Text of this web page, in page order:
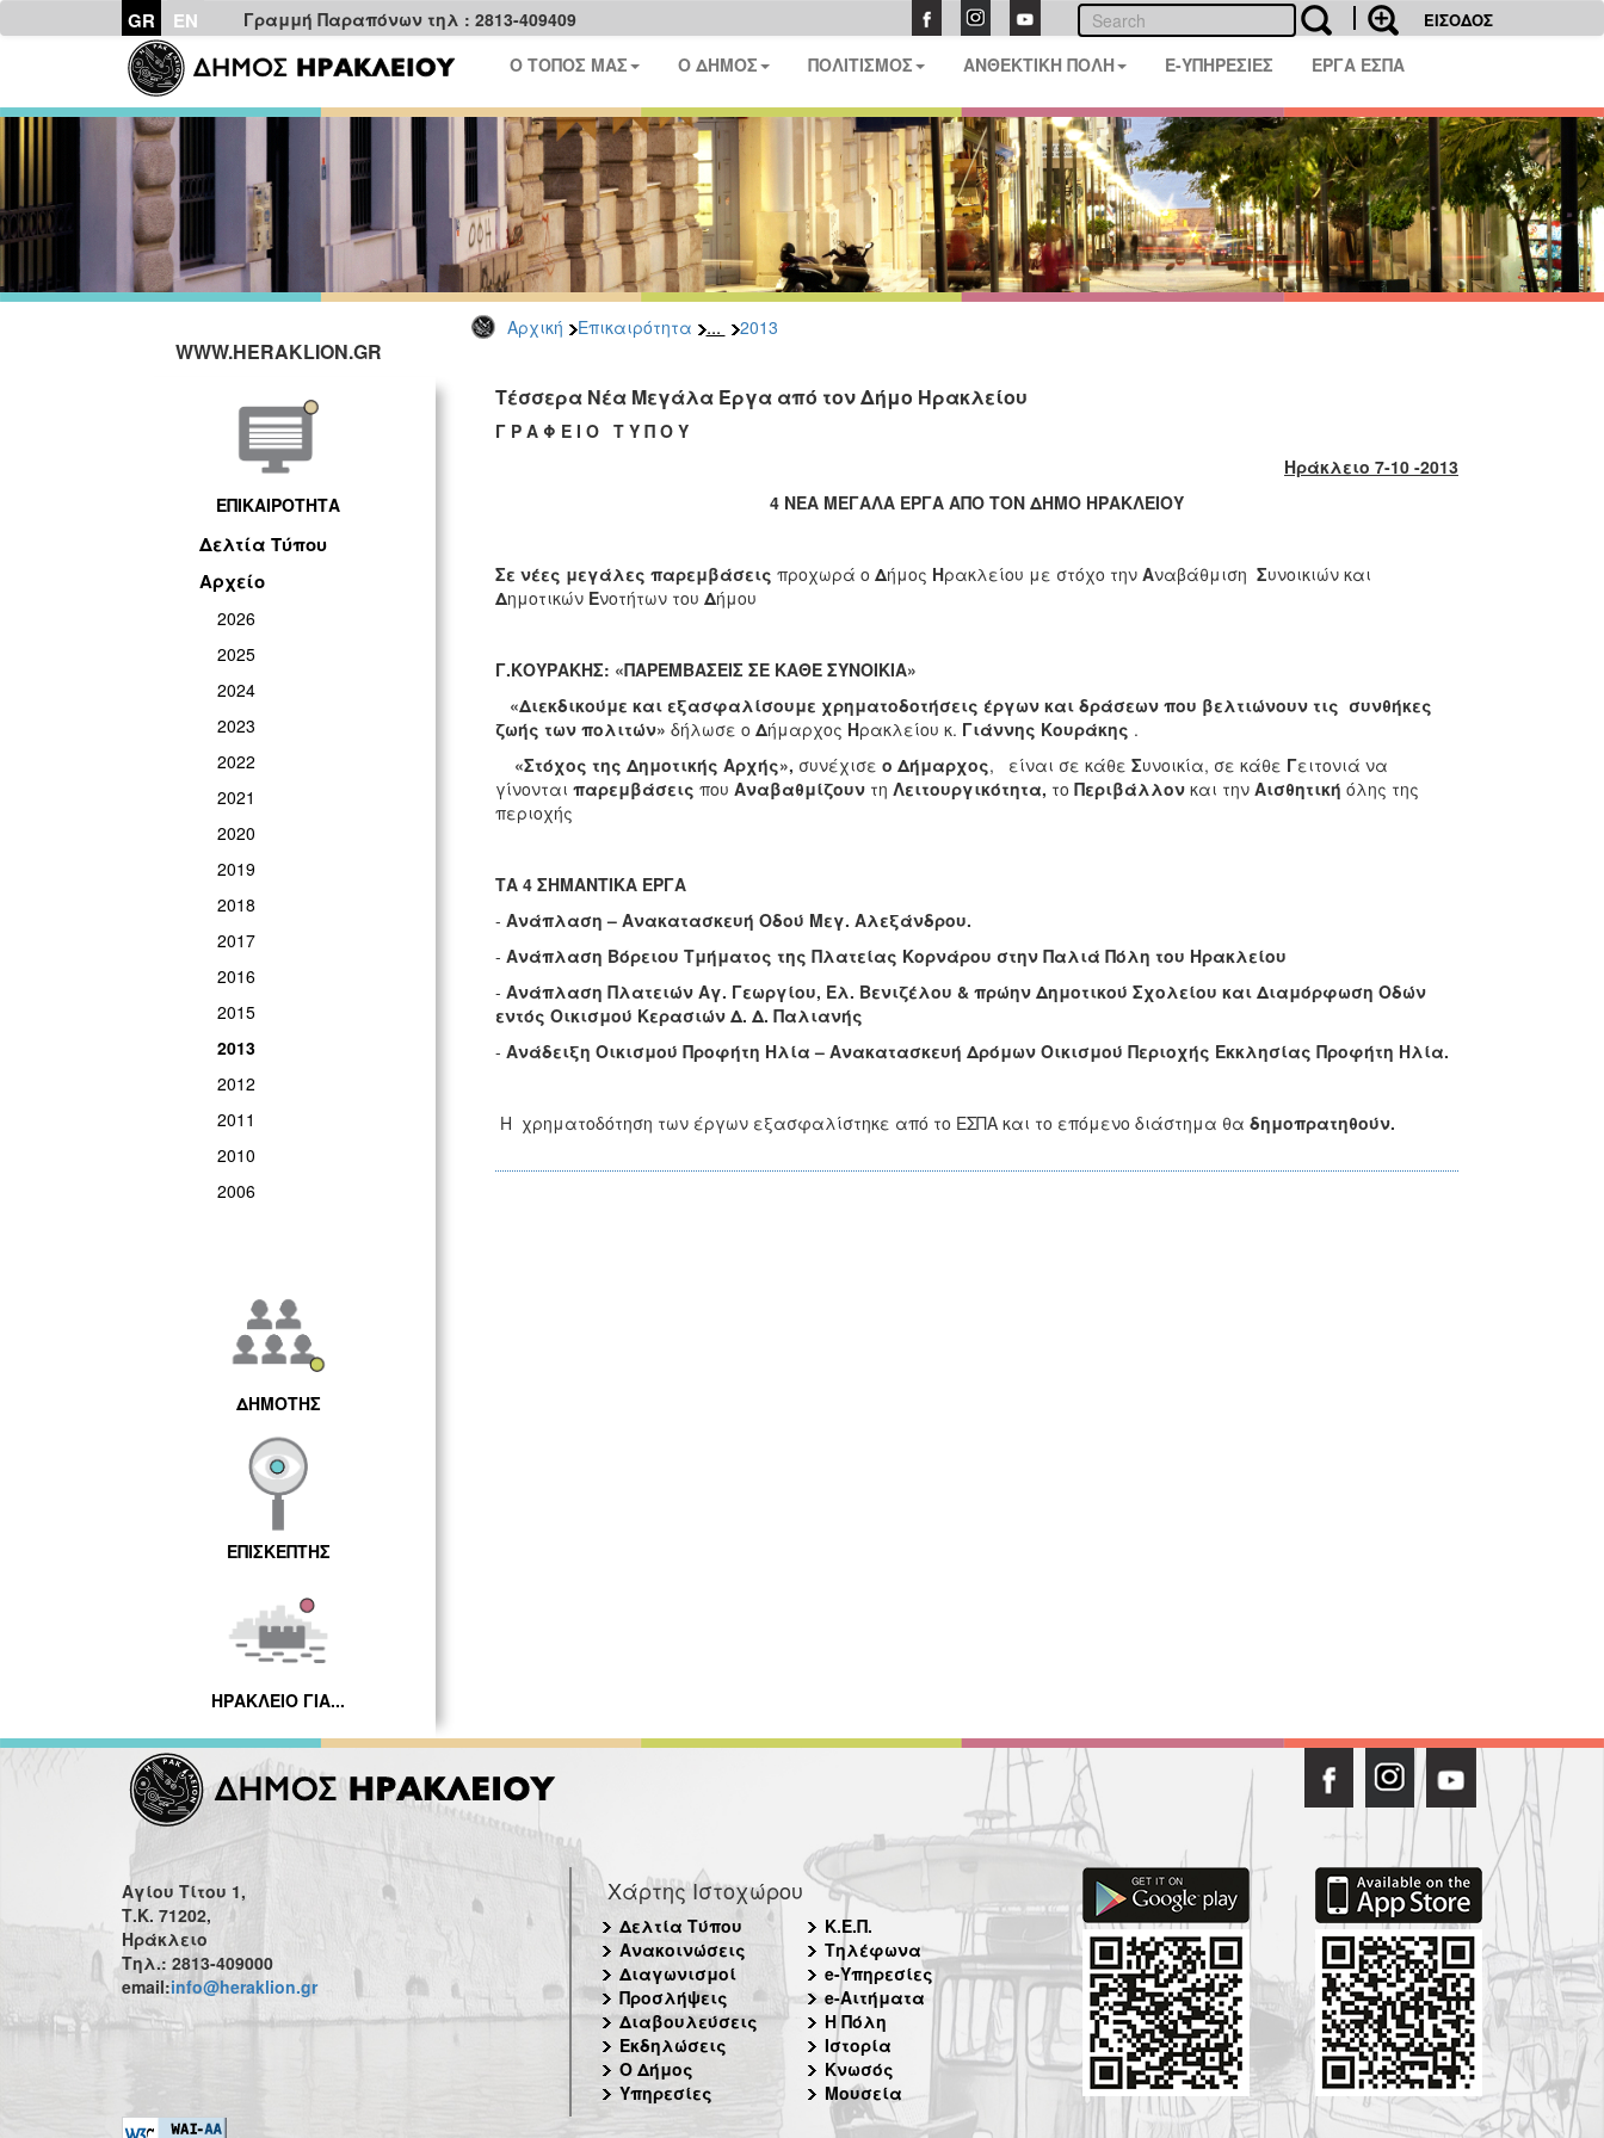
GR EN Γραμμή Παραπόνων τηλ : 2813-409409 ΕΙΣΟΔΟΣ
Ο ΤΟΠΟΣ ΜΑΣ Ο ΔΗΜΟΣ ΠΟΛΙΤΙΣΜΟΣ ΑΝΘΕΚΤΙΚΗ ΠΟΛΗ E-ΥΠΗΡΕΣΙΕΣ ΕΡΓΑ ΕΣΠΑ
Αρχική Επικαιρότητα ... 2013
WWW.HERAKLION.GR
ΕΠΙΚΑΙΡΟΤΗΤΑ
Δελτία Τύπου
Αρχείο
2026
2025
2024
2023
2022
2021
2020
2019
2018
2017
2016
2015
2013
2012
2011
2010
2006
ΔΗΜΟΤΗΣ
ΕΠΙΣΚΕΠΤΗΣ
ΗΡΑΚΛΕΙΟ ΓΙΑ...
Τέσσερα Νέα Μεγάλα Έργα από τον Δήμο Ηρακλείου
Γ Ρ Α Φ Ε Ι Ο Τ Υ Π Ο Υ
Ηράκλειο 7-10 -2013
4 ΝΕΑ ΜΕΓΑΛΑ ΕΡΓΑ ΑΠΟ ΤΟΝ ΔΗΜΟ ΗΡΑΚΛΕΙΟΥ
Σε νέες μεγάλες παρεμβάσεις προχωρά ο Δήμος Ηρακλείου με στόχο την Αναβάθμιση Συνοικιών και
Δημοτικών Ενοτήτων του Δήμου
Γ.ΚΟΥΡΑΚΗΣ: «ΠΑΡΕΜΒΑΣΕΙΣ ΣΕ ΚΑΘΕ ΣΥΝΟΙΚΙΑ»
«Διεκδικούμε και εξασφαλίσουμε χρηματοδοτήσεις έργων και δράσεων που βελτιώνουν τις συνθήκες
ζωής των πολιτών» δήλωσε ο Δήμαρχος Ηρακλείου κ. Γιάννης Κουράκης .
«Στόχος της Δημοτικής Αρχής», συνέχισε ο Δήμαρχος, είναι σε κάθε Συνοικία, σε κάθε Γειτονιά να
γίνονται παρεμβάσεις που Αναβαθμίζουν τη Λειτουργικότητα, το Περιβάλλονκαι την Αισθητική όλης της
περιοχής
ΤΑ 4 ΣΗΜΑΝΤΙΚΑ ΕΡΓΑ
- Ανάπλαση – Ανακατασκευή Οδού Μεγ. Αλεξάνδρου.
- Ανάπλαση Βόρειου Τμήματος της Πλατείας Κορνάρου στην Παλιά Πόλη του Ηρακλείου
- Ανάπλαση Πλατειών Αγ. Γεωργίου, Ελ. Βενιζέλου & πρώην Δημοτικού Σχολείου και Διαμόρφωση Οδών
εντός Οικισμού Κερασιών Δ. Δ. Παλιανής
- Ανάδειξη Οικισμού Προφήτη Ηλία – Ανακατασκευή Δρόμων Οικισμού Περιοχής Εκκλησίας Προφήτη Ηλία.
Η χρηματοδότηση των έργων εξασφαλίστηκε από το ΕΣΠΑ και το επόμενο διάστημα θα δημοπρατηθούν.
Αγίου Τίτου 1,
Τ.Κ. 71202,
Ηράκλειο
Τηλ.: 2813-409000
email:info@heraklion.gr
Χάρτης Ιστοχώρου
Δελτία Τύπου
Ανακοινώσεις
Διαγωνισμοί
Προσλήψεις
Διαβουλεύσεις
Εκδηλώσεις
Ο Δήμος
Υπηρεσίες
Κ.Ε.Π.
Τηλέφωνα
e-Υπηρεσίες
e-Αιτήματα
Η Πόλη
Ιστορία
Κνωσός
Μουσεία